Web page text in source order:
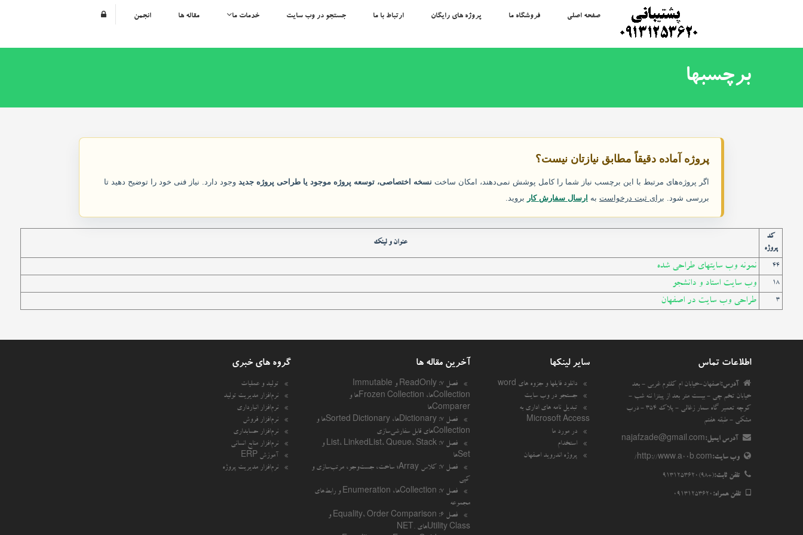
صفحه اصلی فروشگاه ما پروژه های رایگان ارتباط با ما جستجو در وب سایت خدمات ما مقاله ها انجمن
برچسبها
پروژه آماده دقیقاً مطابق نیازتان نیست؟
اگر پروژه‌های مرتبط با این برچسب نیاز شما را کامل پوشش نمی‌دهند، امکان ساخت نسخه اختصاصی، توسعه پروژه موجود یا طراحی پروژه جدید وجود دارد. نیاز فنی خود را توضیح دهید تا
بررسی شود. برای ثبت درخواست به ارسال سفارش کار بروید.
کد
پروژه
عنوان و لینک
44 نمونه وب سایتهای طراحی شده
18 وب سایت استاد و دانشجو
3 طراحی وب سایت در اصفهان
اطلاعات تماس
آدرس:اصفهان-خیابان ام کلثوم غربی - بعد
خیابان تخم چی - بیست متر بعد از پیتزا ننه شب -
کوچه تعمیر گاه سمار زغالی - پلاک 354 - درب
مشکی - طبقه هفتم
آدرس ایمیل:najafzade@gmail.com
وب سایت:http://www.a00b.com/
تلفن ثابت:(+98)9131253620
تلفن همراه: 09131253620
سایر لینکها
دانلود فایلها و جزوه های word
جستجو در وب سایت
تبدیل نامه های اداری به
Microsoft Access
در مورد ما
استخدام
پروژه اندروید اصفهان
آخرین مقاله ها
فصل ۷: ReadOnly و Immutable
Collectionها، Frozen Collectionها و
Comparerها
فصل ۷: Dictionaryها، Sorted Dictionaryها و
Collectionهای قابل سفارشی‌سازی
فصل ۷: List، LinkedList، Queue، Stack و
Setها
فصل ۷: کلاس Array؛ ساخت، جست‌وجو، مرتب‌سازی و
کپی
فصل ۷: Collectionها، Enumeration و رابط‌های
مجموعه
فصل ۶: Equality، Order Comparison و
Utility Classهای .NET
گروه های خبری
تولید و عملیات
نرم‌افزار مدیریت تولید
نرم‌افزار انبارداری
نرم‌افزار فروش
نرم‌افزار حسابداری
نرم‌افزار منابع انسانی
آموزش ERP
نرم‌افزار مدیریت پروژه